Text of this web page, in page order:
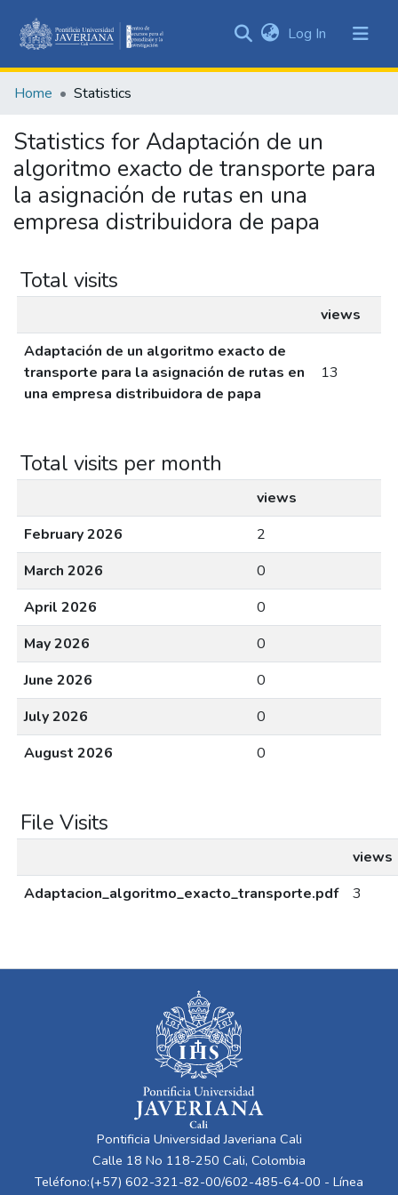
&
All of DSpace
Log In (current)
Home Statistics
Statistics for Adaptación de un
algoritmo exacto de transporte para
la asignación de rutas en una
empresa distribuidora de papa
Total visits
views
Adaptación de un algoritmo exacto de
transporte para la asignación de rutas en
una empresa distribuidora de papa
13
Total visits per month
views
February 2026
2
March 2026
0
April 2026
0
May 2026
0
June 2026
0
July 2026
0
August 2026
0
File Visits
views
Adaptacion_algoritmo_exacto_transporte.pdf
3
Pontificia Universidad Javeriana Cali
Calle 18 No 118-250 Cali, Colombia
Teléfono:(+57) 602-321-82-00/602-485-64-00 - Línea